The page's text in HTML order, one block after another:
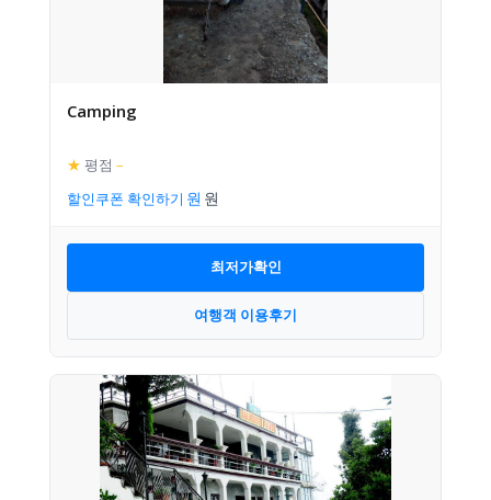
Camping
★ 평점 –
할인쿠폰 확인하기
최저가확인
여행객 이용후기